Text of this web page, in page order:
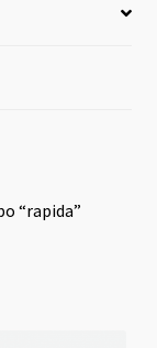
“rapida”